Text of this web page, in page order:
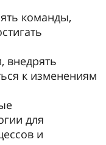
команды,
внедрять
к изменениям
для
и